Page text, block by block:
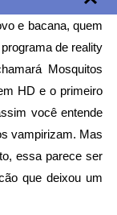
e bacana, quem
de reality
Mosquitos
HD e o primeiro
você entende
vampirizam. Mas
essa parece ser
que deixou um